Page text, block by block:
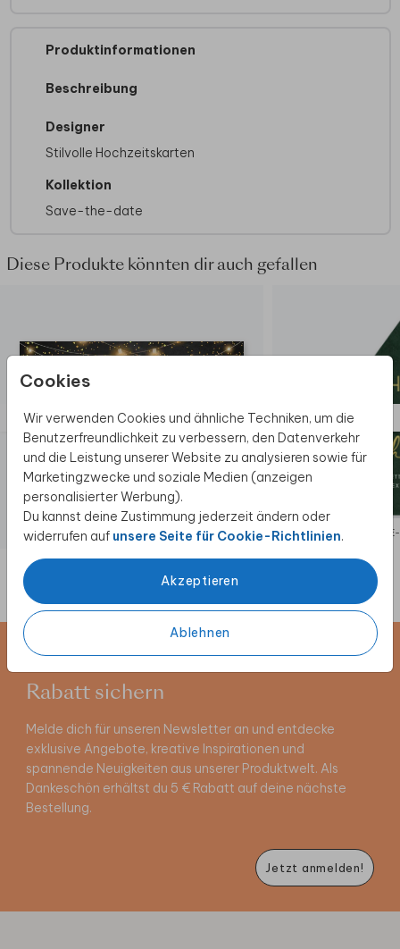
Cookies
Wir verwenden Cookies und ähnliche Techniken, um die
Benutzerfreundlichkeit zu verbessern, den Datenverkehr
und die Leistung unserer Website zu analysieren sowie für
Marketingzwecke und soziale Medien (anzeigen
personalisierter Werbung).
Du kannst deine Zustimmung jederzeit ändern oder
widerrufen auf unsere Seite für Cookie-Richtlinien.
Akzeptieren
Ablehnen
Produktinformationen
Beschreibung
Designer
Stilvolle Hochzeitskarten
Kollektion
Save-the-date
Diese Produkte könnten dir auch gefallen
SAVE THE DATE SAVE-
Newsletter abonnieren und 5 €
Rabatt sichern
Melde dich für unseren Newsletter an und entdecke
exklusive Angebote, kreative Inspirationen und
spannende Neuigkeiten aus unserer Produktwelt. Als
Dankeschön erhältst du 5 € Rabatt auf deine nächste
Bestellung.
Jetzt anmelden!